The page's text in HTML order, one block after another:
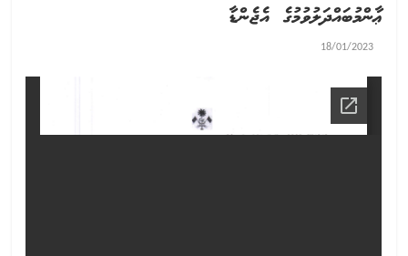
ޢާންމުބައްދަލުވުމުގެ އެޖެންޑާ
18/01/2023